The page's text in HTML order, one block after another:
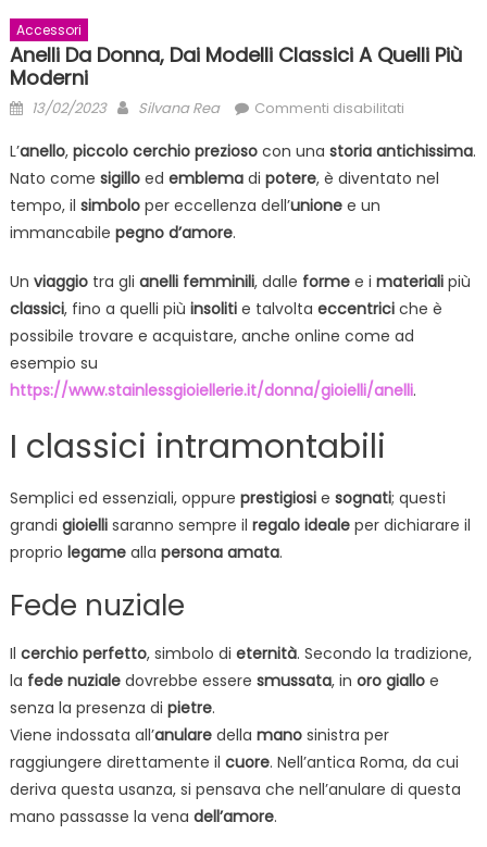
Accessori
Anelli Da Donna, Dai Modelli Classici A Quelli Più
Moderni
Posted
13/02/2023 Author
Silvana Rea Commenti disabilitatisu
da
donna,
a
quelli
più
L’anello, piccolo cerchio preziosocon una storia antichissima.
Nato come sigilloed emblemadi potere, è diventato nel
tempo, il simboloper eccellenza dell’unionee un
immancabile pegno d’amore.
Un viaggiotra gli anelli femminili, dalle formee i materialipiù
classici, fino a quelli più insolitie talvolta eccentriciche è
possibile trovare e acquistare, anche online come ad
esempio su
https://www.stainlessgioiellerie.it/donna/gioielli/anelli.
I classici intramontabili
Semplici ed essenziali, oppure prestigiosie sognati; questi
grandi gioiellisaranno sempre il regalo idealeper dichiarare il
proprio legamealla persona amata.
Fede nuziale
Il cerchio perfetto, simbolo di eternità. Secondo la tradizione,
la fede nuzialedovrebbe essere smussata, in oro gialloe
senza la presenza di pietre.
Viene indossata all’anularedella mano sinistra per
raggiungere direttamente il cuore. Nell’antica Roma, da cui
deriva questa usanza, si pensava che nell’anulare di questa
mano passasse la vena dell’amore.